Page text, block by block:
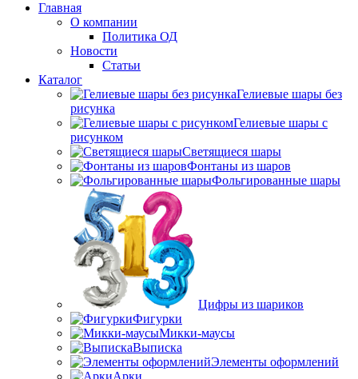
Главная
О компании
Политика ОД
Новости
Статьи
Каталог
Гелиевые шары без
рисунка
Гелиевые шары с
рисунком
Светящиеся шары
Фонтаны из шаров
Фольгированные шары
Цифры из шариков
Фигурки
Микки-маусы
Выписка
Элементы оформлений
Арки